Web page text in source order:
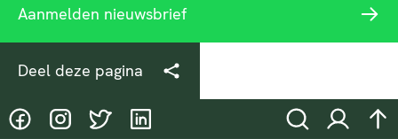
Aanmelden nieuwsbrief
Deel deze pagina
@HASgreenacademy
@HASgreenacademy
@greenacademyHAS
@HASgreenacademy ZoekenInloggen